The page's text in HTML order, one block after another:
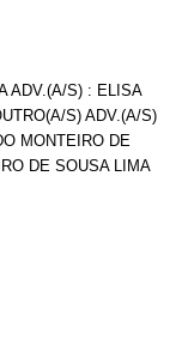
ADV.(A/S) : ELISA
S) ADV.(A/S)
MONTEIRO DE
DE SOUSA LIMA